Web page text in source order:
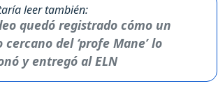
leer también:
quedó registrado cómo un
cercano del ‘profe Mane’ lo
y entregó al ELN